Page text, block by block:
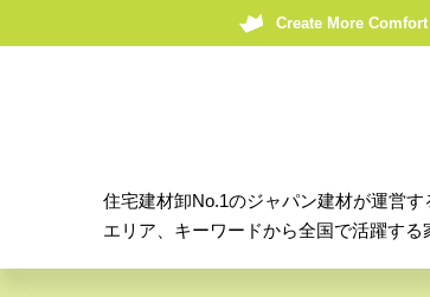
Create More Comfort
住宅建材卸No.1のジャパン建材が運営
エリア、キーワードから全国で活躍する